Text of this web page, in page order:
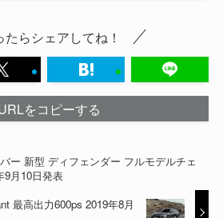
たらシェアしてね！
をコピーする
ー 新型 ディフェンダー フルモデルチェ
9月10日発表
最高出力600ps 2019年8月